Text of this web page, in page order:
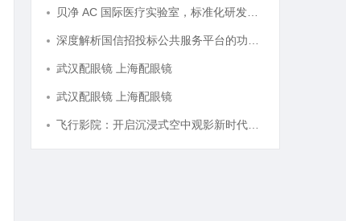
武汉配眼镜 上海配眼镜
武汉配眼镜 上海配眼镜